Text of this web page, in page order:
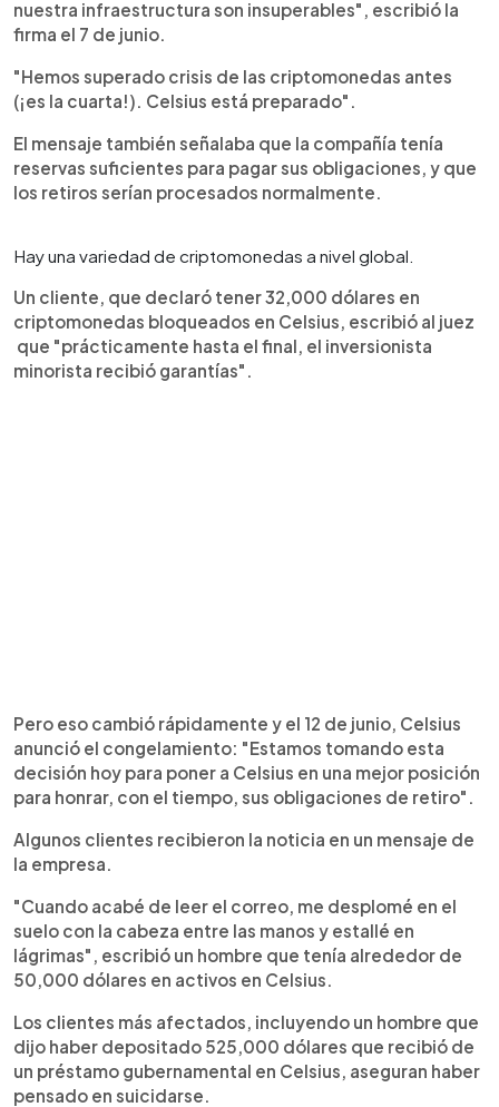
nuestra infraestructura son insuperables", escribió la
firma el 7 de junio.
"Hemos superado crisis de las criptomonedas antes
(¡es la cuarta!). Celsius está preparado".
El mensaje también señalaba que la compañía tenía
reservas suficientes para pagar sus obligaciones, y que
los retiros serían procesados normalmente.
Hay una variedad de criptomonedas a nivel global.
Un cliente, que declaró tener 32,000 dólares en
criptomonedas bloqueados en Celsius, escribió al juez
que "prácticamente hasta el final, el inversionista
minorista recibió garantías".
Pero eso cambió rápidamente y el 12 de junio, Celsius
anunció el congelamiento: "Estamos tomando esta
decisión hoy para poner a Celsius en una mejor posición
para honrar, con el tiempo, sus obligaciones de retiro".
Algunos clientes recibieron la noticia en un mensaje de
la empresa.
"Cuando acabé de leer el correo, me desplomé en el
suelo con la cabeza entre las manos y estallé en
lágrimas", escribió un hombre que tenía alrededor de
50,000 dólares en activos en Celsius.
Los clientes más afectados, incluyendo un hombre que
dijo haber depositado 525,000 dólares que recibió de
un préstamo gubernamental en Celsius, aseguran haber
pensado en suicidarse.